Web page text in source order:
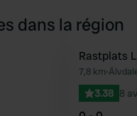
dans la région
Préféré
Rastplats
7,8 km•
3.38 8